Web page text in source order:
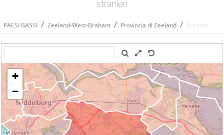
stranieri
PAESI BASSI / Zeeland-West-Brabant / Provincia di Zeeland / Borsele